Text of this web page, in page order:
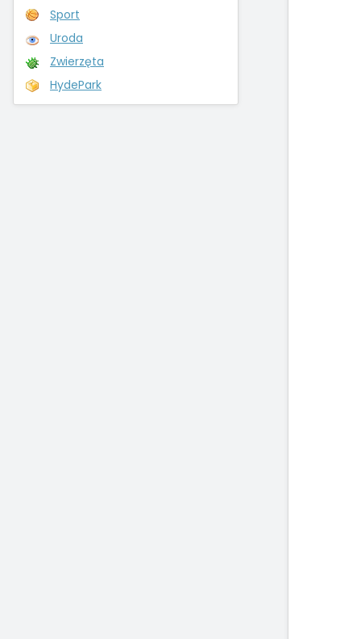
Sport
Uroda
Zwierzęta
HydePark